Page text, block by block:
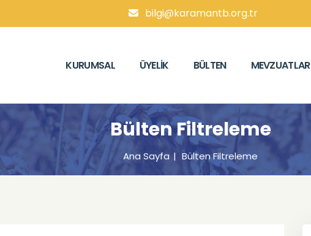
bilgi@karamantb.org.tr
KURUMSAL ÜYELIK BÜLTEN MEVZUATLAR
Bülten Filtreleme
Ana Sayfa Bülten Filtreleme